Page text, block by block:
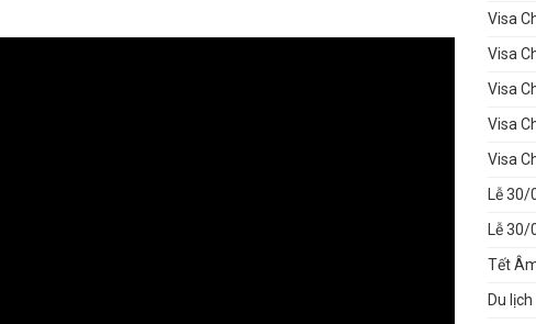
Visa
Visa
Visa
Visa
Visa
Lễ
Lễ
Tết
Du